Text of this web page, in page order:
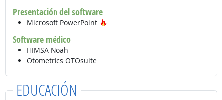
Presentación del software
Microsoft PowerPoint
Software médico
HIMSA Noah
Otometrics OTOsuite
EDUCACIÓN